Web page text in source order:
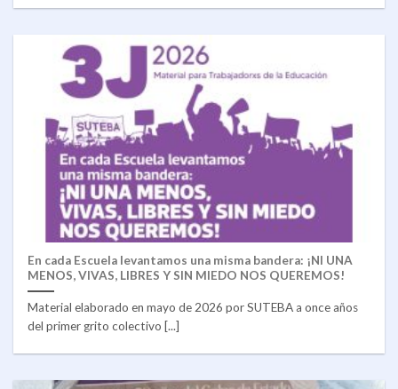
En cada Escuela levantamos una misma bandera: ¡NI UNA
MENOS, VIVAS, LIBRES Y SIN MIEDO NOS QUEREMOS!
Material elaborado en mayo de 2026 por SUTEBA a once años
del primer grito colectivo [...]